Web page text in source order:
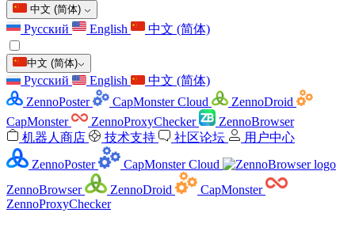
中文 (简体)
Русский English 中文 (简体)
中文 (简体)
Русский English
中文 (简体)
ZennoPoster
CapMonster Cloud
ZennoDroid
CapMonster
ZennoProxyChecker
ZennoBrowser
机器人商店
技术支持 社区论坛
用户中心
ZennoPoster
CapMonster Cloud
ZennoBrowser
ZennoDroid
CapMonster
ZennoProxyChecker